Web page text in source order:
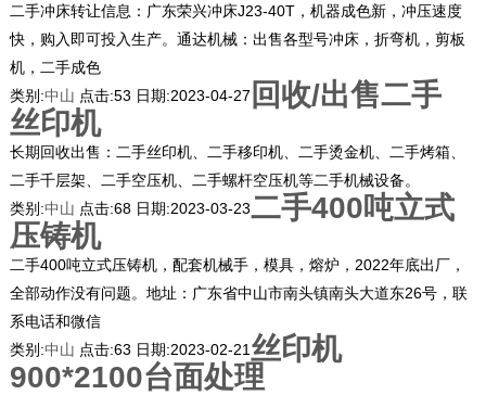
二手冲床转让信息：广东荣兴冲床J23-40T，机器成色新，冲压速度
快，购入即可投入生产。通达机械：出售各型号冲床，折弯机，剪板
机，二手成色
类别:中山 点击:53 日期:2023-04-27 回收/出售二手
丝印机
长期回收出售：二手丝印机、二手移印机、二手烫金机、二手烤箱、
二手千层架、二手空压机、二手螺杆空压机等二手机械设备。
类别:中山 点击:68 日期:2023-03-23二手400吨立式
压铸机
二手400吨立式压铸机，配套机械手，模具，熔炉，2022年底出厂，
全部动作没有问题。地址：广东省中山市南头镇南头大道东26号，联
系电话和微信
类别:中山 点击:63 日期:2023-02-21 丝印机
900*2100台面处理